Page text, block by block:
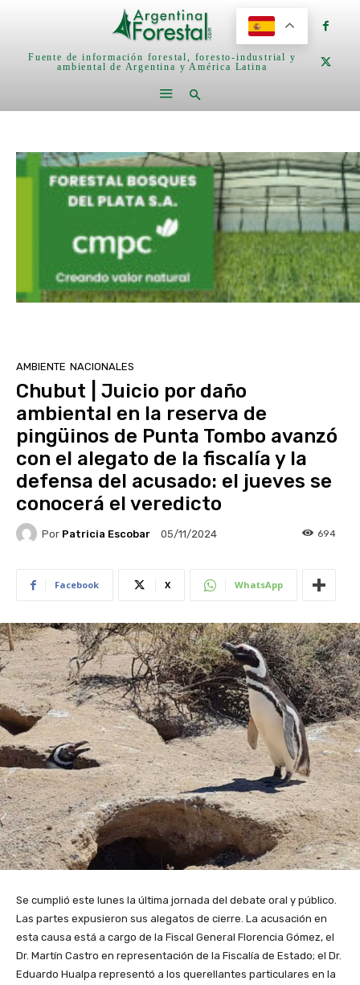
Fuente de información forestal, foresto-industrial y
ambiental de Argentina y América Latina
AMBIENTE NACIONALES
Chubut | Juicio por daño
ambiental en la reserva de
pingüinos de Punta Tombo avanzó
con el alegato de la fiscalía y la
defensa del acusado: el jueves se
conocerá el veredicto
Por Patricia Escobar 05/11/2024 694
Facebook X WhatsApp
Se cumplió este lunes la última jornada del debate oral y público.
Las partes expusieron sus alegatos de cierre. La acusación en
esta causa está a cargo de la Fiscal General Florencia Gómez, el
Dr. Martín Castro en representación de la Fiscalía de Estado; el Dr.
Eduardo Hualpa representó a los querellantes particulares en la